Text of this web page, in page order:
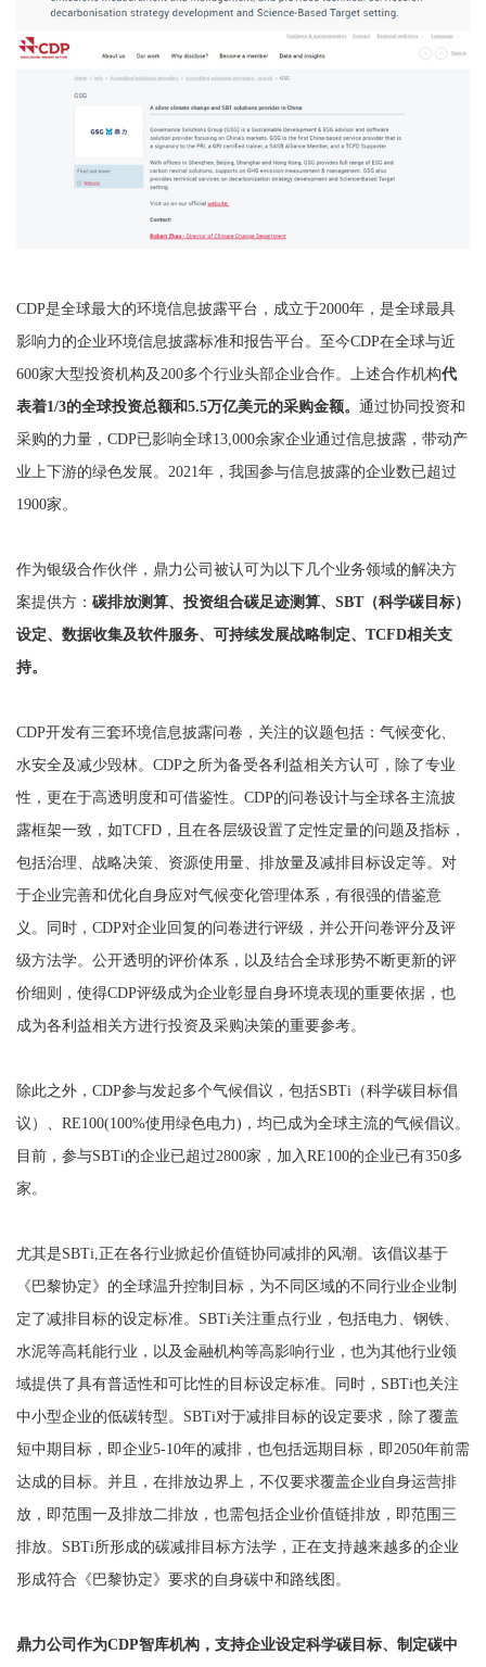
CDP是全球最大的环境信息披露平台，成立于2000年，是全球最具
影响力的企业环境信息披露标准和报告平台。至今CDP在全球与近
600家大型投资机构及200多个行业头部企业合作。上述合作机构代
表着1/3的全球投资总额和5.5万亿美元的采购金额。 通过协同投资和
采购的力量，CDP已影响全球13,000余家企业通过信息披露，带动产
业上下游的绿色发展。2021年，我国参与信息披露的企业数已超过
1900家。
作为银级合作伙伴，鼎力公司被认可为以下几个业务领域的解决方
案提供方： 碳排放测算、投资组合碳足迹测算、SBT（科学碳目标）
设定、数据收集及软件服务、可持续发展战略制定、TCFD相关支
持。
CDP开发有三套环境信息披露问卷，关注的议题包括：气候变化、
水安全及减少毁林。CDP之所为备受各利益相关方认可，除了专业
性，更在于高透明度和可借鉴性。CDP的问卷设计与全球各主流披
露框架一致，如TCFD，且在各层级设置了定性定量的问题及指标，
包括治理、战略决策、资源使用量、排放量及减排目标设定等。对
于企业完善和优化自身应对气候变化管理体系，有很强的借鉴意
义。同时，CDP对企业回复的问卷进行评级，并公开问卷评分及评
级方法学。公开透明的评价体系，以及结合全球形势不断更新的评
价细则，使得CDP评级成为企业彰显自身环境表现的重要依据，也
成为各利益相关方进行投资及采购决策的重要参考。
除此之外，CDP参与发起多个气候倡议，包括SBTi（科学碳目标倡
议）、RE100(100%使用绿色电力)，均已成为全球主流的气候倡议。
目前，参与SBTi的企业已超过2800家，加入RE100的企业已有350多
家。
尤其是SBTi,正在各行业掀起价值链协同减排的风潮。该倡议基于
《巴黎协定》的全球温升控制目标，为不同区域的不同行业企业制
定了减排目标的设定标准。SBTi关注重点行业，包括电力、钢铁、
水泥等高耗能行业，以及金融机构等高影响行业，也为其他行业领
域提供了具有普适性和可比性的目标设定标准。同时，SBTi也关注
中小型企业的低碳转型。SBTi对于减排目标的设定要求，除了覆盖
短中期目标，即企业5-10年的减排，也包括远期目标，即2050年前需
达成的目标。并且，在排放边界上，不仅要求覆盖企业自身运营排
放，即范围一及排放二排放，也需包括企业价值链排放，即范围三
排放。SBTi所形成的碳减排目标方法学，正在支持越来越多的企业
形成符合《巴黎协定》要求的自身碳中和路线图。
鼎力公司作为CDP智库机构，支持企业设定科学碳目标、制定碳中